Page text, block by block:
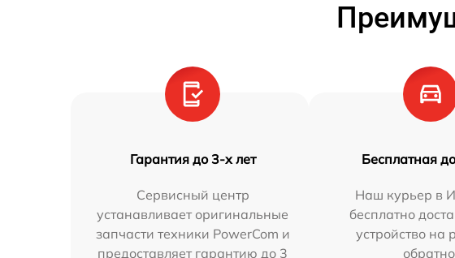
Гарантия до 3-х лет
Сервисный центр
устанавливает оригинальные
запчасти техники PowerCom и
предоставляет гарантию до 3
Бесплатная
Наш курьер в
бесплатно
устройство на